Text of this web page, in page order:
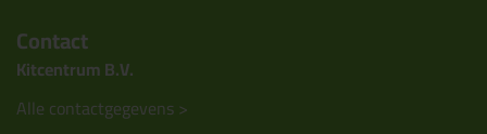
Contact
Kitcentrum B.V.
Alle contactgegevens >